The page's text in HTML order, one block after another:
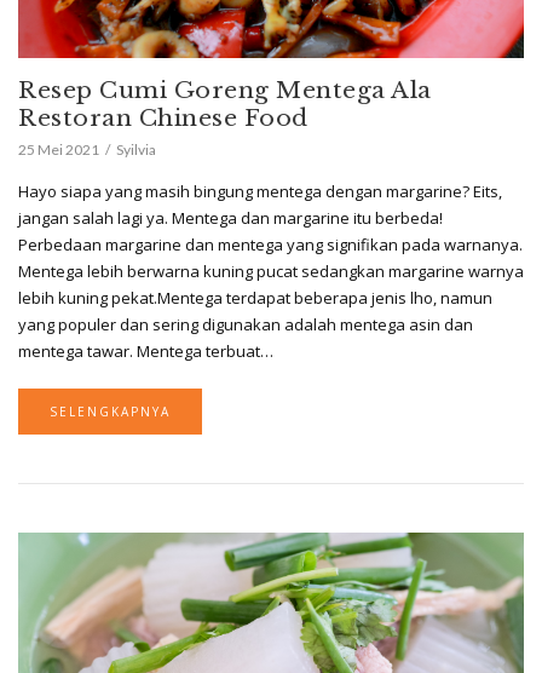
Resep Cumi Goreng Mentega Ala
Restoran Chinese Food
25 Mei 2021 Syilvia
Hayo siapa yang masih bingung mentega dengan margarine? Eits,
jangan salah lagi ya. Mentega dan margarine itu berbeda!
Perbedaan margarine dan mentega yang signifikan pada warnanya.
Mentega lebih berwarna kuning pucat sedangkan margarine warnya
lebih kuning pekat.Mentega terdapat beberapa jenis lho, namun
yang populer dan sering digunakan adalah mentega asin dan
mentega tawar. Mentega terbuat…
SELENGKAPNYA